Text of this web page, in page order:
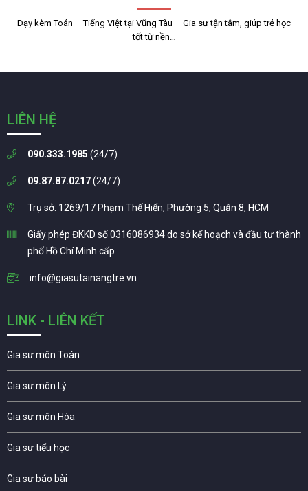
Dạy kèm Toán – Tiếng Việt tại Vũng Tàu – Gia sư tận tâm, giúp trẻ học
tốt từ nền…
LIÊN HỆ
090.333.1985 (24/7)
09.87.87.0217(24/7)
Trụ sở: 1269/17 Phạm Thế Hiển, Phường 5, Quận 8, HCM
Giấy phép ĐKKD số 0316086934 do sở kế hoạch và đầu tư thành
phố Hồ Chí Minh cấp
info@giasutainangtre.vn
LINK - LIÊN KẾT
Gia sư môn Toán
Gia sư môn Lý
Gia sư môn Hóa
Gia sư tiểu học
Gia sư báo bài